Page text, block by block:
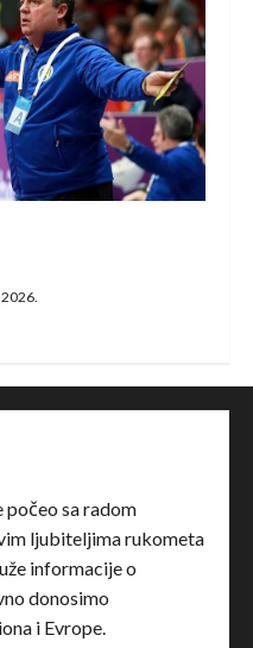
sa radom
ljubiteljima rukometa
informacije o
donosimo
i Evrope.